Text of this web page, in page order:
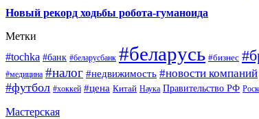
Новый рекорд ходьбы робота-гуманоида
Метки
#tochka #банк #беларусбанк #беларусь #бизнес
#медицина #налог #недвижимость #новости компаний
#футбол #хоккей #цена Китай Наука Правительство РФ
Мастерская